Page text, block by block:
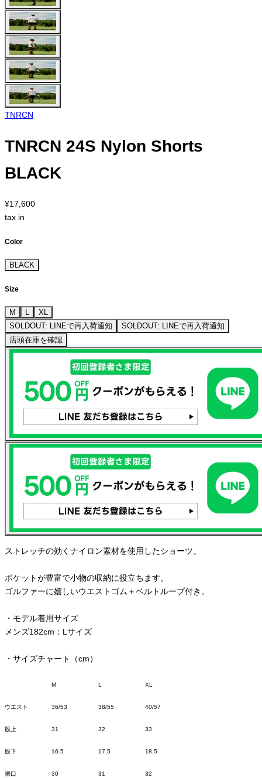
TNRCN
TNRCN 24S Nylon Shorts
BLACK
¥17,600
tax in
Color
BLACK
Size
M L
XL
SOLDOUT: LINEで再入荷通知
SOLDOUT: LINEで再入荷通知
店頭在庫を確認
ストレッチの効くナイロン素材を使用したショーツ。
ポケットが豊富で小物の収納に役立ちます。
ゴルファーに嬉しいウエストゴム＋ベルトループ付き。
・モデル着用サイズ
メンズ182cm：Lサイズ
・サイズチャート（cm）
M L XL
ウエスト 36/53 38/55 40/57
股上 31 32 33
股下 16.5 17.5 18.5
裾口 30 31 32